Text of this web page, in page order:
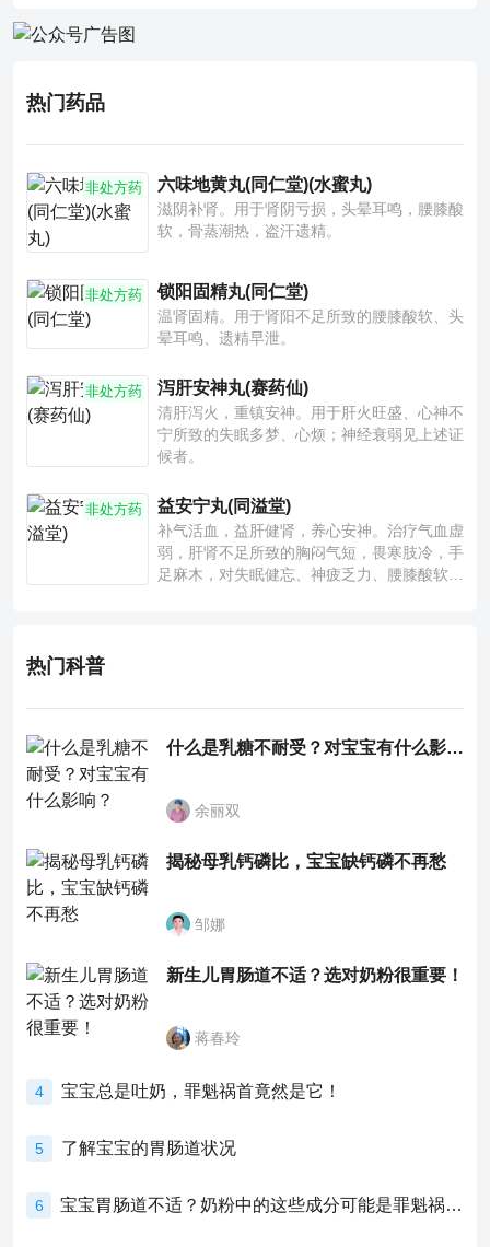
热门药品
非处方药 六味地黄丸(同仁堂)(水蜜丸)
滋阴补肾。用于肾阴亏损，头晕耳鸣，腰膝酸
软，骨蒸潮热，盗汗遗精。
非处方药 锁阳固精丸(同仁堂)
温肾固精。用于肾阳不足所致的腰膝酸软、头
晕耳鸣、遗精早泄。
非处方药 泻肝安神丸(赛药仙)
清肝泻火，重镇安神。用于肝火旺盛、心神不
宁所致的失眠多梦、心烦；神经衰弱见上述证
候者。
非处方药 益安宁丸(同溢堂)
补气活血，益肝健肾，养心安神。治疗气血虚
弱，肝肾不足所致的胸闷气短，畏寒肢冷，手
足麻木，对失眠健忘、神疲乏力、腰膝酸软也
热门科普
什么是乳糖不耐受？对宝宝有什么影响？
余丽双
揭秘母乳钙磷比，宝宝缺钙磷不再愁
邹娜
新生儿胃肠道不适？选对奶粉很重要！
蒋春玲
4 宝宝总是吐奶，罪魁祸首竟然是它！
5 了解宝宝的胃肠道状况
6 宝宝胃肠道不适？奶粉中的这些成分可能是罪魁祸首！